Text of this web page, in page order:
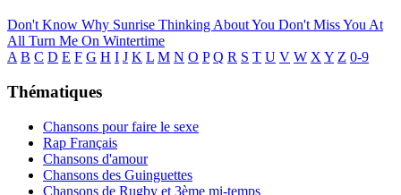
Don't Know Why Sunrise Thinking About You Don't Miss You At
All Turn Me On Wintertime
A B C D E F G H I J K L M N O P Q R S T U V W X Y Z 0-9
Thématiques
Chansons pour faire le sexe
Rap Français
Chansons d'amour
Chansons des Guinguettes
Chansons de Rugby et 3ème mi-temps